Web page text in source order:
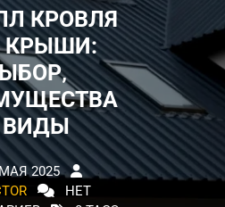
КРОВЛЯ
КРЫШИ:
ВИДЫ
2025
НЕТ